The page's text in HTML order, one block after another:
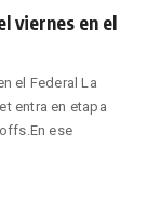
viernes en el
el Federal La
entra en etapa
ese